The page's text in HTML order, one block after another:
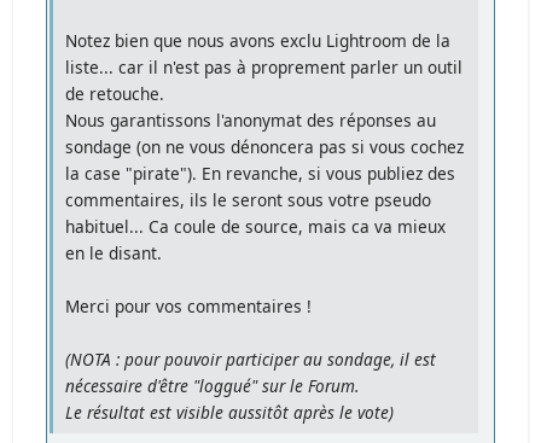
Notez bien que nous avons exclu Lightroom de la
liste... car il n'est pas à proprement parler un outil
de retouche.
Nous garantissons l'anonymat des réponses au
sondage (on ne vous dénoncera pas si vous cochez
la case "pirate"). En revanche, si vous publiez des
commentaires, ils le seront sous votre pseudo
habituel... Ca coule de source, mais ca va mieux
en le disant.
Merci pour vos commentaires !
(NOTA : pour pouvoir participer au sondage, il est
nécessaire d'être "loggué" sur le Forum.
Le résultat est visible aussitôt après le vote)